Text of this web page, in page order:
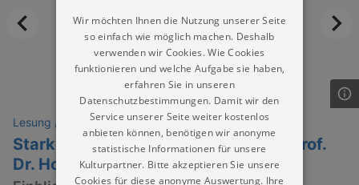
Lesung / Vortrag / Gespräch
Starker Mann, starker Mythos – Mit Prof.
Dr. Holger Jacob-Friesen
Wir möchten Ihnen die Nutzung unserer Seite
so einfach wie möglich machen. Deshalb
verwenden wir Cookies. Wie Cookies
funktionieren und welche Aufgabe sie haben,
erfahren Sie in unseren
Datenschutzbestimmungen. Damit wir den
Service unserer Seite weiter kostenlos
anbieten können, benötigen wir anonyme
statistische Informationen für unsere
Kulturpartner. Bitte akzeptieren Sie unsere
Cookies für diese anonyme Auswertung. Ihre